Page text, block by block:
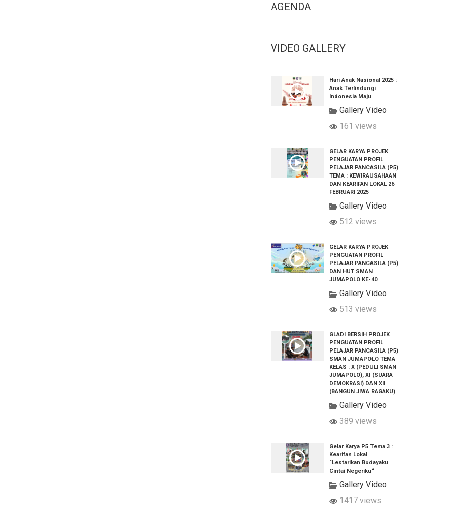
AGENDA
VIDEO GALLERY
Hari Anak Nasional 2025 :
Anak Terlindungi
Indonesia Maju
Gallery Video
161 views
GELAR KARYA PROJEK
PENGUATAN PROFIL
PELAJAR PANCASILA (P5)
TEMA : KEWIRAUSAHAAN
DAN KEARIFAN LOKAL 26
FEBRUARI 2025
Gallery Video
512 views
GELAR KARYA PROJEK
PENGUATAN PROFIL
PELAJAR PANCASILA (P5)
DAN HUT SMAN
JUMAPOLO KE-40
Gallery Video
513 views
GLADI BERSIH PROJEK
PENGUATAN PROFIL
PELAJAR PANCASILA (P5)
SMAN JUMAPOLO TEMA
KELAS : X (PEDULI SMAN
JUMAPOLO), XI (SUARA
DEMOKRASI) DAN XII
(BANGUN JIWA RAGAKU)
Gallery Video
389 views
Gelar Karya P5 Tema 3 :
Kearifan Lokal
“Lestarikan Budayaku
Cintai Negeriku“
Gallery Video
1417 views